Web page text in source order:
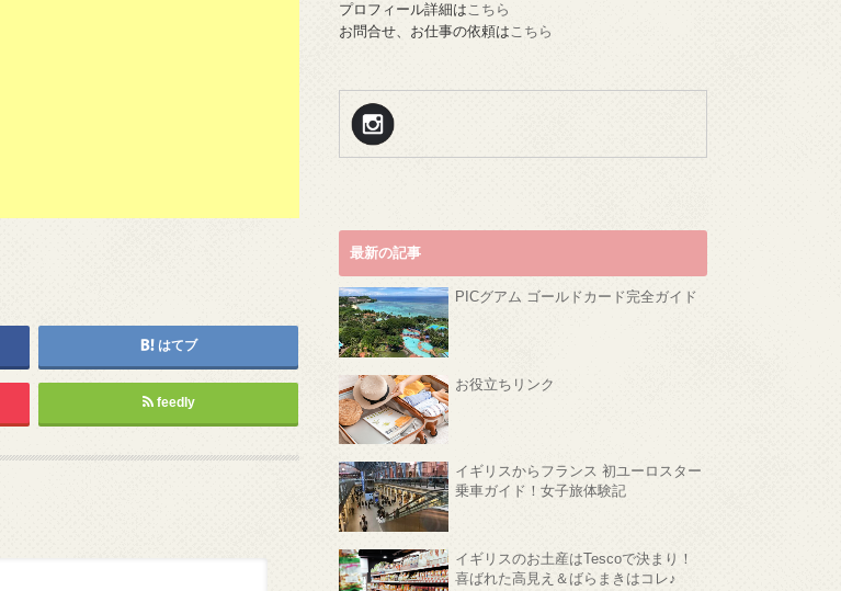
はてブ
feedly
プロフィール詳細は こちら
お問合せ、お仕事の依頼は こちら
最新の記事
PICグアム ゴールドカード完全ガイド
お役立ちリンク
イギリスからフランス 初ユーロスター
乗車ガイド！女子旅体験記
イギリスのお土産はTescoで決まり！
喜ばれた高見え＆ばらまきはコレ♪